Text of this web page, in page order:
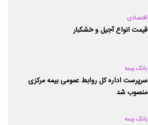
اقتصادی
قیمت انواع آجیل و خشکبار
بانک بیمه
سرپرست اداره کل روابط عمومی بیمه مرکزی
منصوب شد
بانک بیمه